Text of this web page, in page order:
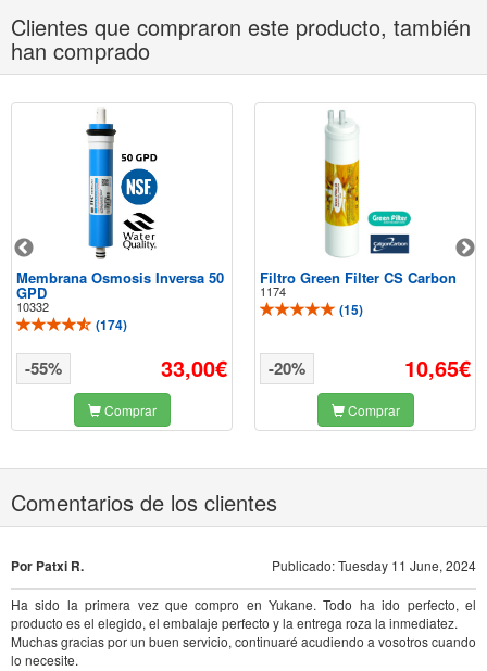
Clientes que compraron este producto, también
han comprado
Membrana Osmosis Inversa 50
GPD
10332
(174)
33,00€
-55%
Comprar
Filtro Green Filter CS Carbon
1174
(15)
10,65€
-20%
Comprar
Comentarios de los clientes
Por Patxi R. Publicado: Tuesday 11 June, 2024
Ha sido la primera vez que compro en Yukane. Todo ha ido perfecto, el
producto es el elegido, el embalaje perfecto y la entrega roza la inmediatez.
Muchas gracias por un buen servicio, continuaré acudiendo a vosotros cuando
lo necesite.